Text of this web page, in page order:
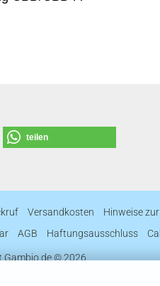
teilen
Versandkosten Hinweise
AGB Haftungsausschluss
Gambio.de © 2026